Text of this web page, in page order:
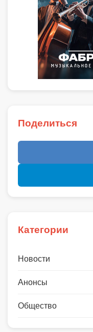
Поделиться
Категории
Новости
Анонсы
Общество